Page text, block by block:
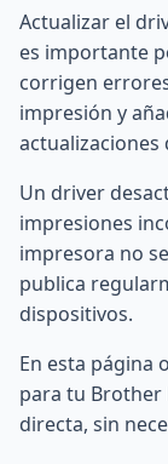
Actualizar el
es importante
corrigen
impresión y
actualizaciones
Un driver
impresiones
impresora no
publica
dispositivos.
En esta página
para tu Brother
directa, sin